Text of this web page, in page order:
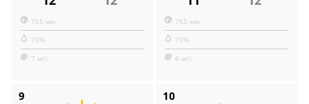
765 мм
70%
7 м/с
765 мм
71%
6 м/с
9 10